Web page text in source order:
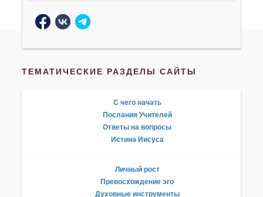
ТЕМАТИЧЕСКИЕ РАЗДЕЛЫ САЙТЫ
С чего начать
Послания Учителей
Ответы на вопросы
Истина Иисуса
Личный рост
Превосхождение эго
Духовные инструменты